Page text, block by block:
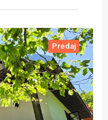
Predaj